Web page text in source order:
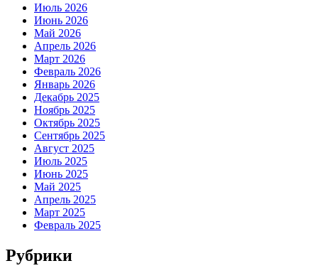
Июль 2026
Июнь 2026
Май 2026
Апрель 2026
Март 2026
Февраль 2026
Январь 2026
Декабрь 2025
Ноябрь 2025
Октябрь 2025
Сентябрь 2025
Август 2025
Июль 2025
Июнь 2025
Май 2025
Апрель 2025
Март 2025
Февраль 2025
Рубрики